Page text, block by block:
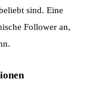
sind. Eine
Follower an,